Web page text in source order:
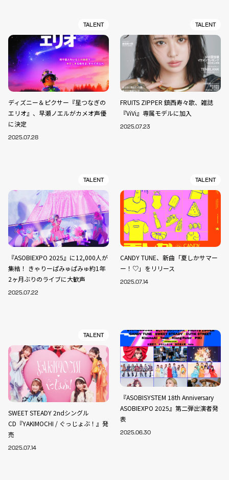
TALENT
ディズニー＆ピクサー『星つなぎの
エリオ』、早瀬ノエルがカメオ声優
に決定
2025.07.28
TALENT
FRUITS ZIPPER 鎮西寿々歌、雑誌
『ViVi』専属モデルに加入
2025.07.23
TALENT
『ASOBIEXPO 2025』に12,000人が
集結！ きゃりーぱみゅぱみゅ約1年
2ヶ月ぶりのライブに大歓声
2025.07.22
TALENT
CANDY TUNE、新曲「夏しかサマー
ー！♡」をリリース
2025.07.14
TALENT
SWEET STEADY 2ndシングル
CD『YAKIMOCHI / ぐっじょぶ！』発
売
2025.07.14
『ASOBISYSTEM 18th Anniversary
ASOBIEXPO 2025』第二弾出演者発
表
2025.06.30